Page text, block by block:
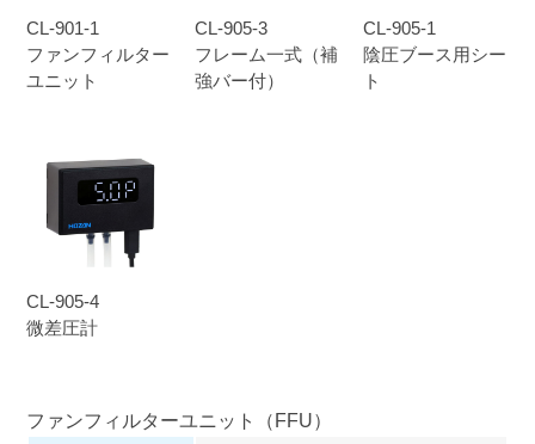
CL-901-1
ファンフィルター
ユニット
CL-905-3
フレーム一式（補
強バー付）
CL-905-1
陰圧ブース用シー
ト
CL-905-4
微差圧計
ファンフィルターユニット（FFU）